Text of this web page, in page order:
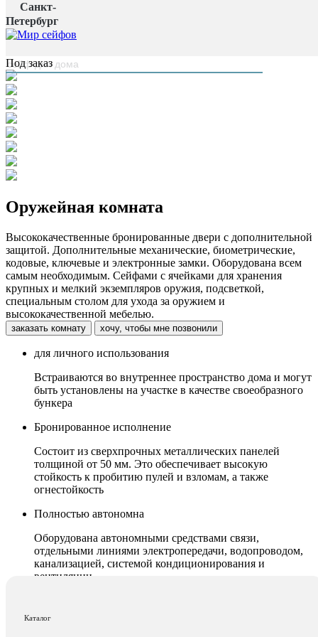
Санкт-
Петербург
Каталог
Главная страница
Сейфовые комнаты
Оружейная комната
Под заказ
Оружейная комната
Высококачественные бронированные двери с дополнительной
защитой. Дополнительные механические, биометрические,
кодовые, ключевые и электронные замки. Оборудована всем
самым необходимым. Сейфами с ячейками для хранения
крупных и мелкий экземпляров оружия, подсветкой,
специальным столом для ухода за оружием и
высококачественной мебелью.
заказать комнату хочу, чтобы мне позвонили
для личного использования
Встраиваются во внутреннее пространство дома и могут
быть установлены на участке в качестве своеобразного
бункера
Бронированное исполнение
Состоит из сверхпрочных металлических панелей
толщиной от 50 мм. Это обеспечивает высокую
стойкость к пробитию пулей и взломам, а также
огнестойкость
Полностью автономна
Оборудована автономными средствами связи,
отдельными линиями электропередачи, водопроводом,
канализацией, системой кондиционирования и
вентиляции
Входная дверь дополняется высокотехнологичным